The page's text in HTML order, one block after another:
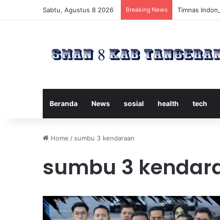
Sabtu, Agustus 8 2026 Breaking News Timnas
Beranda News sosial health tech
Home / sumbu 3 kendaraan
sumbu 3